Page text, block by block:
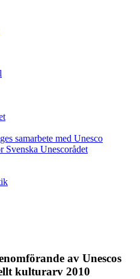
samarbete med Unesco
Unescorådet
av Unescos
kulturarv 2010